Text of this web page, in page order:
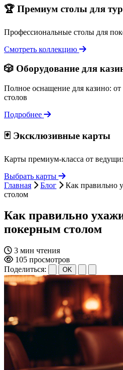
🏆 Премиум столы для
Профессиональные столы для
Смотреть коллекцию
🎲 Оборудование для
Полное оснащение для казино:
столов
Подробнее
🃏 Эксклюзивные карты
Карты премиум-класса от
Выбрать карты
Главная
Блог
Как правильно
столом
Как правильно
покерным столом
3 мин чтения
105 просмотров
Поделиться:
OK